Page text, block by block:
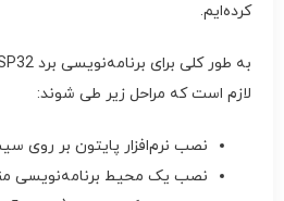
کرده‌ایم.
لازم است که مراحل زیر طی شوند:
نصب نرم‌افزار پایتون بر روی
نصب یک محیط برنامه‌نویسی